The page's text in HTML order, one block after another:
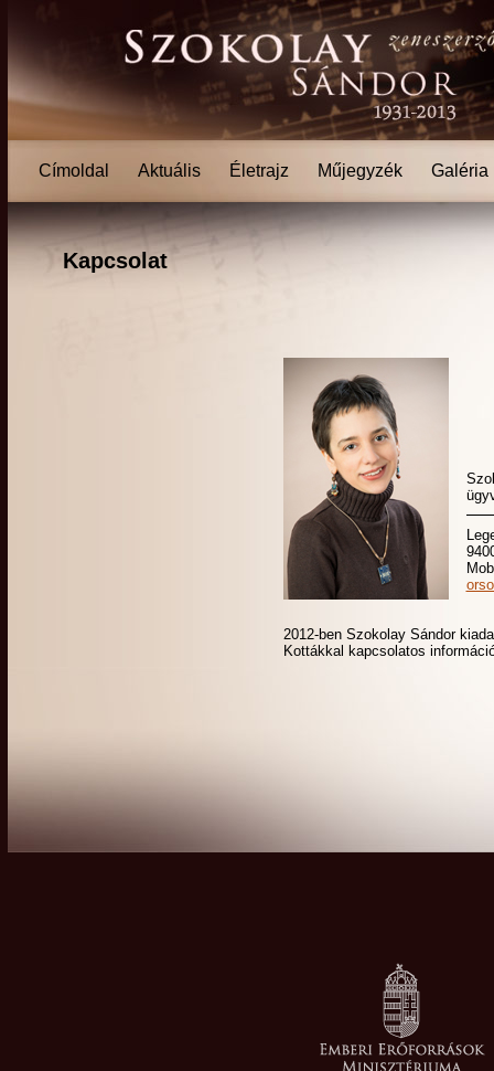
Címoldal Aktuális Életrajz Műjegyzék Galéria
Kapcsolat
2012-ben Szokolay Sándor
Kottákkal kapcsolatos